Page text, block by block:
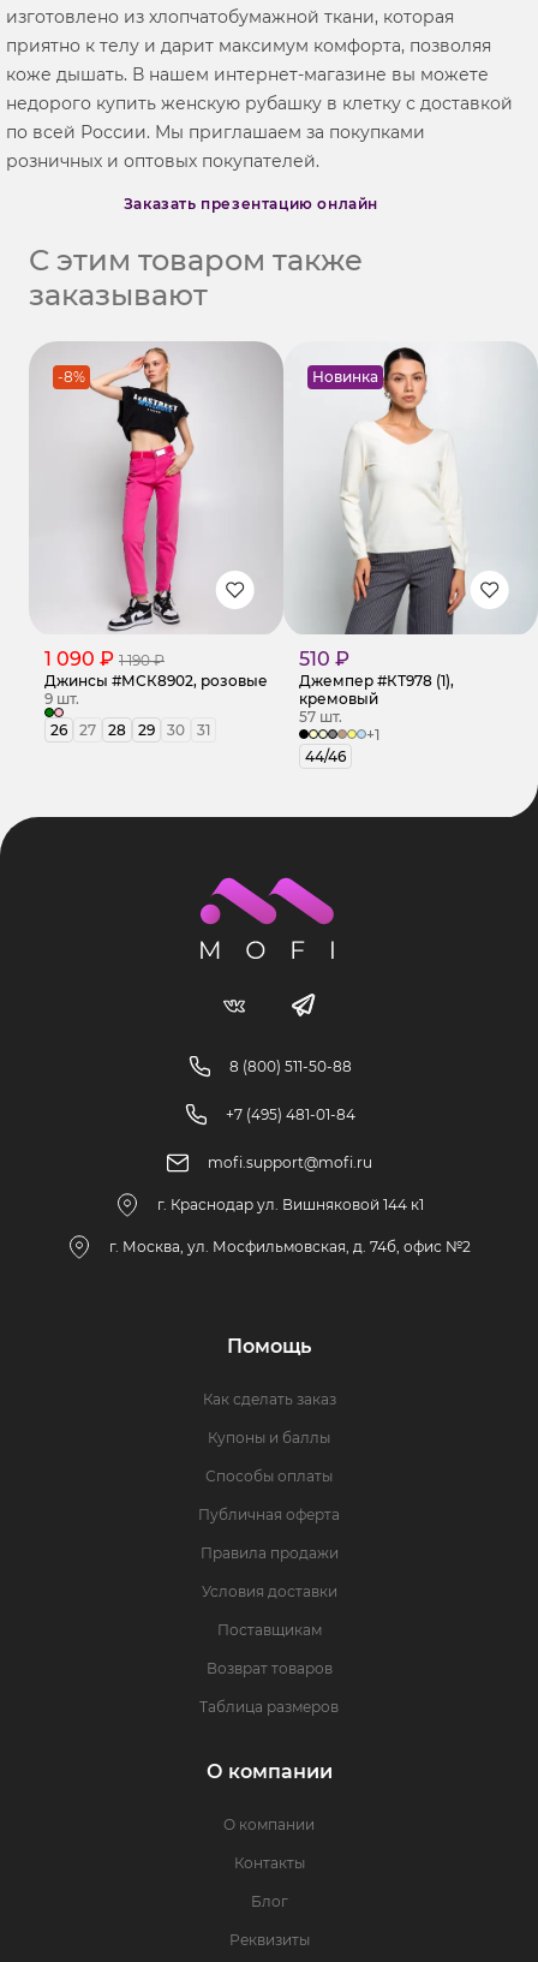
изготовлено из хлопчатобумажной ткани, которая
приятно к телу и дарит максимум комфорта, позволяя
коже дышать. В нашем интернет-магазине вы можете
недорого купить женскую рубашку в клетку с доставкой
по всей России. Мы приглашаем за покупками
розничных и оптовых покупателей.
Заказать презентацию онлайн
С этим товаром также
заказывают
-8%
1 090 ₽ 1 190 ₽
Джинсы #МСК8902, розовые
9 шт.
26
27 28 29 30 31
Новинка
510 ₽
Джемпер #КТ978 (1),
кремовый
57 шт.
+1
44/46
8 (800) 511-50-88
+7 (495) 481-01-84
mofi.support@mofi.ru
г. Краснодар ул. Вишняковой 144 к1
г. Москва, ул. Мосфильмовская, д. 74б, офис №2
Помощь
Как сделать заказ
Купоны и баллы
Способы оплаты
Публичная оферта
Правила продажи
Условия доставки
Поставщикам
Возврат товаров
Таблица размеров
О компании
О компании
Контакты
Блог
Реквизиты